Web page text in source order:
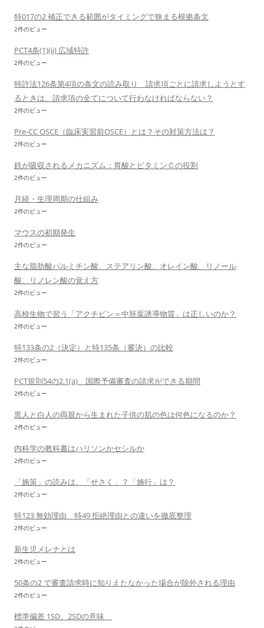
特017の2 補正できる範囲がタイミングで狭まる根拠条文
2件のビュー
PCT4条(1)(ii) 広域特許
2件のビュー
特許法126条第4項の条文の読み取り 請求項ごとに請求しようとす
るときは、請求項の全てについて行わなければならない？
2件のビュー
Pre-CC OSCE（臨床実習前OSCE）とは？その対策方法は？
2件のビュー
鉄が吸収されるメカニズム：胃酸とビタミンＣの役割
2件のビュー
月経・生理周期の仕組み
2件のビュー
マウスの初期発生
2件のビュー
主な脂肪酸パルミチン酸、ステアリン酸、オレイン酸、リノール
酸、リノレン酸の覚え方
2件のビュー
高校生物で習う「アクチビン＝中胚葉誘導物質」は正しいのか？
2件のビュー
特133条の2（決定）と特135条（審決）の比較
2件のビュー
PCT規則54の2.1(a) 国際予備審査の請求ができる期間
2件のビュー
黒人と白人の両親から生まれた子供の肌の色は何色になるのか？
2件のビュー
内科学の教科書はハリソンかセシルか
2件のビュー
「施策」の読みは、「せさく」？「施行」は？
2件のビュー
特123 無効理由 特49 拒絶理由との違いを徹底整理
2件のビュー
新生児メレナとは
2件のビュー
50条の2 で審査請求時に知りえたなかった場合が除外される理由
2件のビュー
標準偏差 1SD、2SDの意味